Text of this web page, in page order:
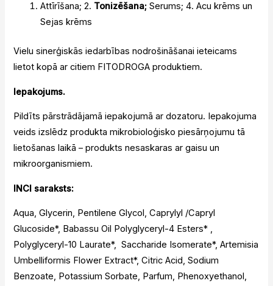
Attīrīšana; 2. Tonizēšana; Serums; 4. Acu krēms un
Sejas krēms
Vielu sinerģiskās iedarbības nodrošināšanai ieteicams
lietot kopā ar citiem FITODROGA produktiem.
Iepakojums.
Pildīts pārstrādājamā iepakojumā ar dozatoru. Iepakojuma
veids izslēdz produkta mikrobioloģisko piesārņojumu tā
lietošanas laikā – produkts nesaskaras ar gaisu un
mikroorganismiem.
INCI saraksts:
Aqua, Glycerin, Pentilene Glycol, Caprylyl /Capryl
Glucoside*, Babassu Oil Polyglyceryl-4 Esters* ,
Polyglyceryl-10 Laurate*, Saccharide Isomerate*, Artemisia
Umbelliformis Flower Extract*, Citric Acid, Sodium
Benzoate, Potassium Sorbate, Parfum, Phenoxyethanol,